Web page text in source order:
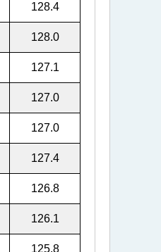
128.4
128.0
127.1
127.0
127.0
127.4
126.8
126.1
125.8